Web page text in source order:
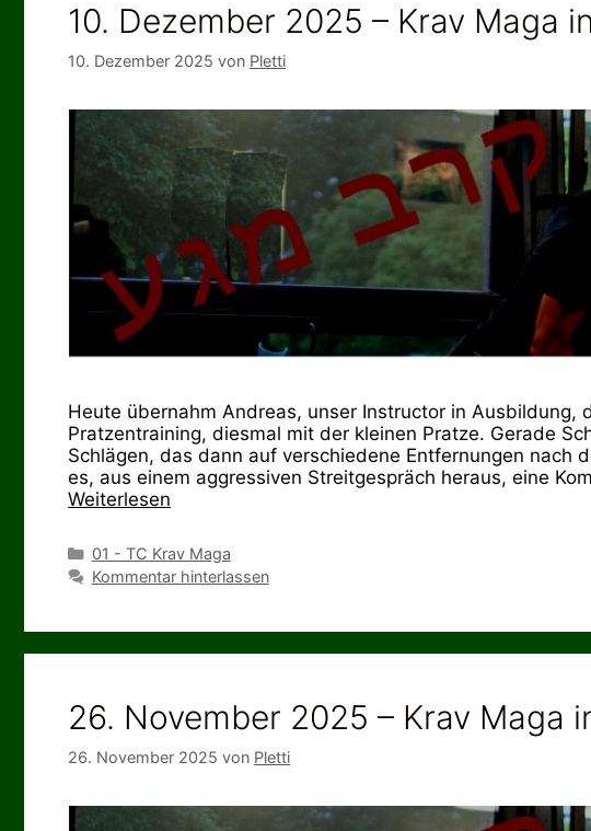
10. Dezember 2025 – Krav Maga
10. Dezember 2025 von Pletti
Heute übernahm Andreas, unser Instructor in Ausbildung,
Pratzentraining, diesmal mit der kleinen Pratze. Gerade
Schlägen, das dann auf verschiedene Entfernungen nach
es, aus einem aggressiven Streitgespräch heraus, eine
Weiterlesen
Kategorien
01 - TC Krav Maga
Kommentar hinterlassen
26. November 2025 – Krav Maga
26. November 2025 von Pletti